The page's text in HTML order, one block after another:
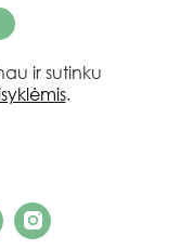
ir sutinku
.